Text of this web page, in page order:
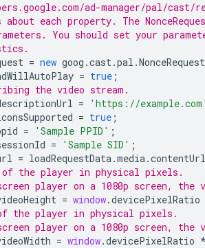
ad-manager/pal/cast/
each property. The
You should set your
= new goog .cast.pal .NonceRequest
= true ;
the video stream.
=
'https://
= true ;
= 'Sample PPID' ;
= 'Sample SID' ;
= loadRequestData.media.contentUrl
the player in physical pixels.
player on a 1080p screen, the
= window.devicePixelRatio
the player in physical pixels.
player on a 1080p screen, the
= window.devicePixelRatio